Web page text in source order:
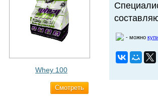
Whey 100
Cмотреть
- можно